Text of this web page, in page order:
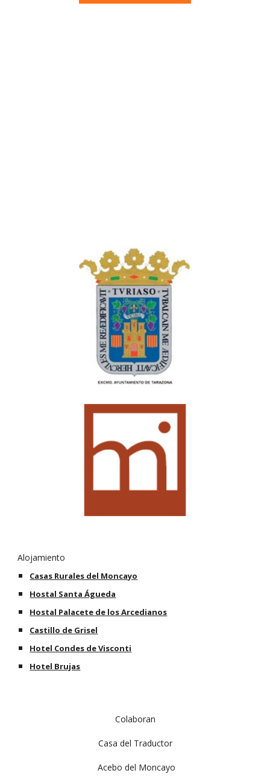
Alojamiento
Casas Rurales del Moncayo
Hostal Santa Águeda
Hostal Palacete de los Arcedianos
Castillo de Grisel
Hotel Condes de Visconti
Hotel Brujas
Colaboran
Casa del Traductor
Acebo del Moncayo